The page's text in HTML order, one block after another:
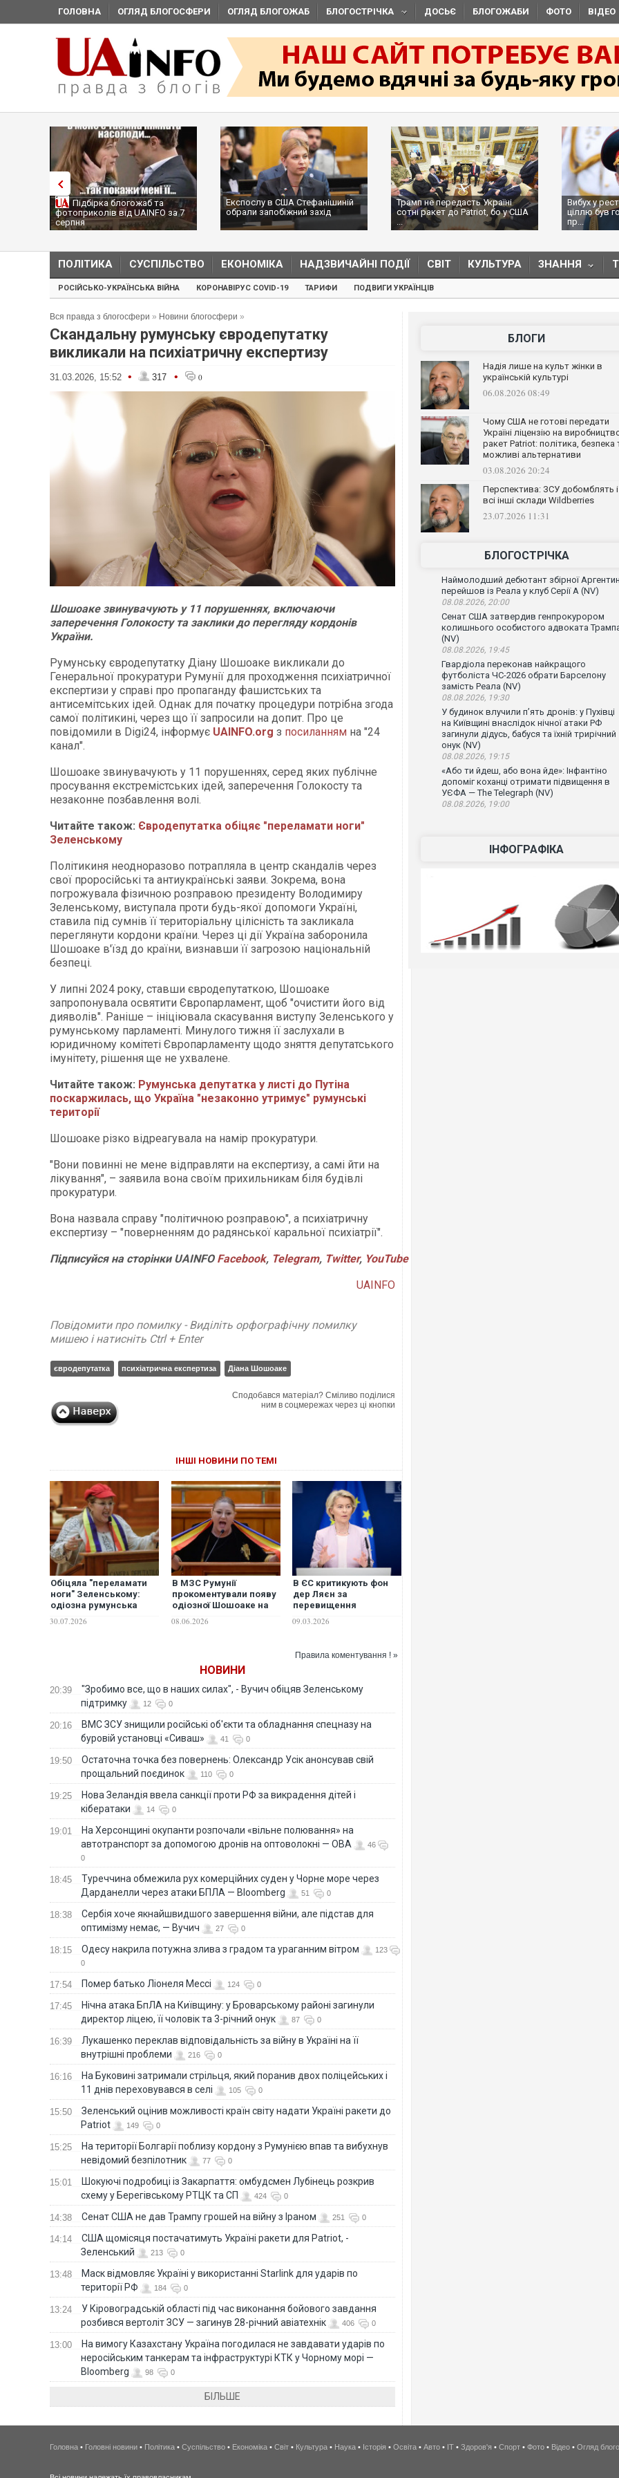
ГОЛОВНА ОГЛЯД БЛОГОСФЕРИ ОГЛЯД БЛОГОЖАБ БЛОГОСТРІЧКА ДОСЬЄ БЛОГОЖАБИ ФОТО ВІДЕО
Підбірка блогожаб та
фотоприколів від UAINFO за 7
серпня
Експослу в США Стефанішиній
обрали запобіжний захід
Трамп не передасть Україні
сотні ракет до Patriot, бо у США
...
Вибух у
ціллю був
пр...
ПОЛІТИКА СУСПІЛЬСТВО ЕКОНОМІКА НАДЗВИЧАЙНІ ПОДІЇ СВІТ КУЛЬТУРА ЗНАННЯ
РОСІЙСЬКО-УКРАЇНСЬКА ВІЙНА КОРОНАВІРУС COVID-19 ТАРИФИ ПОДВИГИ УКРАЇНЦІВ
Вся правда з блогосфери » Новини блогосфери »
Скандальну румунську євродепутатку
викликали на психіатричну експертизу
31.03.2026, 15:52 • 317 • 0
Шошоаке звинувачують у 11 порушеннях, включаючи
заперечення Голокосту та заклики до перегляду кордонів
України.
Румунську євродепутатку Діану Шошоаке викликали до
Генеральної прокуратури Румунії для проходження психіатричної
експертизи у справі про пропаганду фашистських та
антисемітських ідей. Однак для початку процедури потрібна згода
самої політикині, через що її запросили на допит. Про це
повідомили в Digi24, інформує UAINFO.org з посиланням на "24
канал".
Шошоаке звинувачують у 11 порушеннях, серед яких публічне
просування екстремістських ідей, заперечення Голокосту та
незаконне позбавлення волі.
Читайте також: Євродепутатка обіцяє "переламати ноги"
Зеленському
Політикиня неодноразово потрапляла в центр скандалів через
свої проросійські та антиукраїнські заяви. Зокрема, вона
погрожувала фізичною розправою президенту Володимиру
Зеленському, виступала проти будь-якої допомоги Україні,
ставила під сумнів її територіальну цілісність та закликала
переглянути кордони країни. Через ці дії Україна заборонила
Шошоаке в'їзд до країни, визнавши її загрозою національній
безпеці.
У липні 2024 року, ставши євродепутаткою, Шошоаке
запропонувала освятити Європарламент, щоб "очистити його від
дияволів". Раніше – ініціювала скасування виступу Зеленського у
румунському парламенті. Минулого тижня її заслухали в
юридичному комітеті Європарламенту щодо зняття депутатського
імунітету, рішення ще не ухвалене.
Читайте також: Румунська депутатка у листі до Путіна
поскаржилась, що Україна "незаконно утримує" румунські
території
Шошоаке різко відреагувала на намір прокуратури.
"Вони повинні не мене відправляти на експертизу, а самі йти на
лікування", – заявила вона своїм прихильникам біля будівлі
прокуратури.
Вона назвала справу "політичною розправою", а психіатричну
експертизу – "поверненням до радянської каральної психіатрії".
ПідписуйсянасторінкиUAINFO Facebook, Telegram, Twitter, YouTube
UAINFO
Повідомити про помилку - Виділіть орфографічну помилку
мишею і натисніть Ctrl + Enter
євродепутатка психіатрична експертиза Діана Шошоаке
Сподобався матеріал? Сміливо поділися
ним в соцмережах через ці кнопки
ІНШІ НОВИНИ ПО ТЕМІ
Обіцяла "переламати
ноги" Зеленському:
одіозна румунська
Шошоаке постраждала
30.07.2026
В МЗС Румунії
прокоментували появу
одіозної Шошоаке на
08.06.2026
В ЄС критикують фон
дер Ляєн за
перевищення
в Ірані, - Politico
09.03.2026
Правила коментування ! »
НОВИНИ
20:39
"Зробимо все, що в наших силах", - Вучич обіцяв Зеленському
підтримку
12 0
20:16
ВМС ЗСУ знищили російські об'єкти та обладнання спецназу на
буровій установці «Сиваш»
41 0
19:50
Остаточна точка без повернень: Олександр Усік анонсував свій
прощальний поєдинок
110 0
19:25
Нова Зеландія ввела санкції проти РФ за викрадення дітей і
кібератаки
14 0
19:01
На Херсонщині окупанти розпочали «вільне полювання» на
автотранспорт за допомогою дронів на оптоволокні — ОВА
46
0
18:45
Туреччина обмежила рух комерційних суден у Чорне море через
Дарданелли через атаки БПЛА — Bloomberg
51 0
18:38
Сербія хоче якнайшвидшого завершення війни, але підстав для
оптимізму немає, — Вучич
27 0
18:15 Одесу накрила потужна злива з градом та ураганним вітром
123
0
17:54 Помер батько Ліонеля Мессі 124 0
17:45
Нічна атака БпЛА на Київщину: у Броварському районі загинули
директор ліцею, її чоловік та 3-річний онук
87 0
16:39
Лукашенко переклав відповідальність за війну в Україні на її
внутрішні проблеми
216 0
16:16
На Буковині затримали стрільця, який поранив двох поліцейських і
11 днів переховувався в селі
105 0
15:50
Зеленський оцінив можливості країн світу надати Україні ракети до
Patriot
149 0
15:25
На території Болгарії поблизу кордону з Румунією впав та вибухнув
невідомий безпілотник
77 0
15:01
Шокуючі подробиці із Закарпаття: омбудсмен Лубінець розкрив
схему у Берегівському РТЦК та СП
424 0
14:38 Сенат США не дав Трампу грошей на війну з Іраном 251 0
14:14
США щомісяця постачатимуть Україні ракети для Patriot, -
Зеленський
213 0
13:48
Маск відмовляє Україні у використанні Starlink для ударів по
території РФ
184 0
13:24
У Кіровоградській області під час виконання бойового завдання
розбився вертоліт ЗСУ — загинув 28-річний авіатехнік
406 0
13:00
На вимогу Казахстану Україна погодилася не завдавати ударів по
неросійським танкерам та інфраструктурі КТК у Чорному морі —
Bloomberg
98 0
БІЛЬШЕ
БЛОГИ
Надія лише на культ жінки в
українській культурі
06.08.2026 08:49
Чому США не готові передати
Україні ліцензію на
ракет Patriot: політика, безпека
можливі альтернативи
03.08.2026 20:24
Перспектива: ЗСУ добомблять і
всі інші склади Wildberries
23.07.2026 11:31
БЛОГОСТРІЧКА
Наймолодший дебютант збірної
перейшов із Реала у клуб Серії А (NV)
08.08.2026, 20:00
Сенат США затвердив генпрокурором
колишнього особистого адвоката
(NV)
08.08.2026, 19:45
Гвардіола переконав найкращого
футболіста ЧС-2026 обрати Барселону
замість Реала (NV)
08.08.2026, 19:30
У будинок влучили п’ять дронів: у Пухівці
на Київщині внаслідок нічної атаки РФ
загинули дідусь, бабуся та їхній трирічний
онук (NV)
08.08.2026, 19:15
«Або ти йдеш, або вона йде»: Інфантіно
допоміг коханці отримати підвищення в
УЄФА — The Telegraph (NV)
08.08.2026, 19:00
ІНФОГРАФІКА
Головна • Головні новини • Політика • Суспільство • Економіка • Світ • Культура • Наука • Історія • Освіта • Авто • IT • Здоров'я • Спорт • Фото • Відео • Огляд